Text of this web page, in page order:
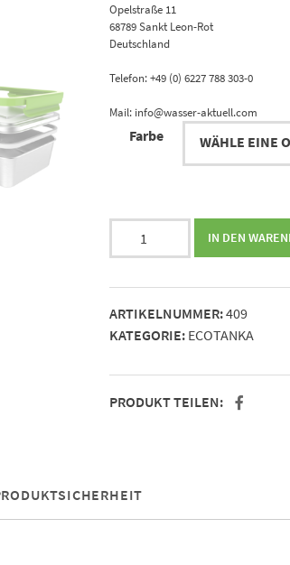
Opelstraße 11
68789 Sankt Leon-Rot
Deutschland
Telefon: +49 (0) 6227 788 303-0
Mail: info@wasser-aktuell.com
Farbe
lunchBOX
IN DEN
ARTIKELNUMMER:409
KATEGORIE: ECOTANKA
PRODUKT TEILEN: